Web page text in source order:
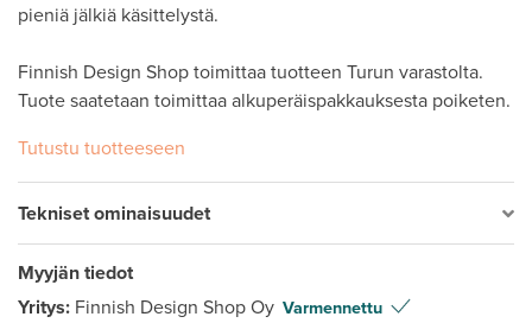
pieniä jälkiä käsittelystä.
Finnish Design Shop toimittaa tuotteen Turun varastolta.
Tuote saatetaan toimittaa alkuperäispakkauksesta poiketen.
Tutustu tuotteeseen
Tekniset ominaisuudet
Myyjän tiedot
Yritys: Finnish Design Shop Oy Varmennettu